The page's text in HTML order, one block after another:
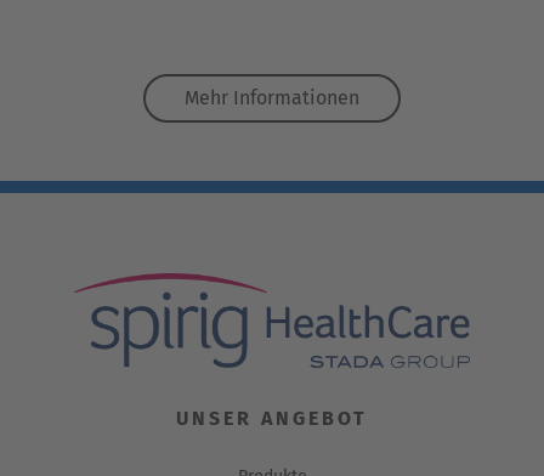
Mehr Informationen
UNSER ANGEBOT